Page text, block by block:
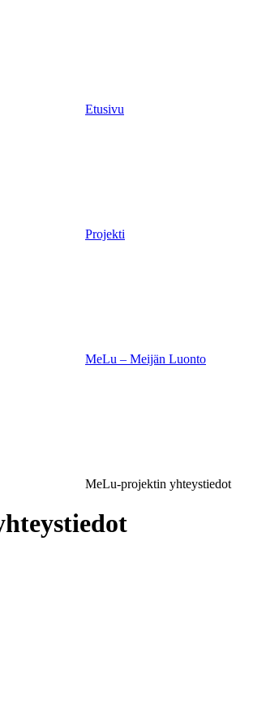
Etusivu
Projekti
MeLu – Meijän Luonto
MeLu-projektin yhteystiedot